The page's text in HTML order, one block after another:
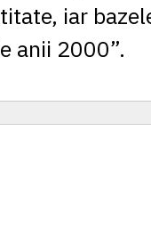
iar
anii 2000”.